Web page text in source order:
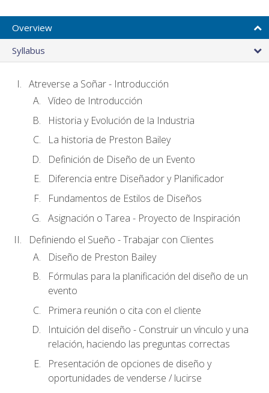
Overview
Syllabus
Atreverse a Soñar - Introducción
Vídeo de Introducción
Historia y Evolución de la Industria
La historia de Preston Bailey
Definición de Diseño de un Evento
Diferencia entre Diseñador y Planificador
Fundamentos de Estilos de Diseños
Asignación o Tarea - Proyecto de Inspiración
Definiendo el Sueño - Trabajar con Clientes
Diseño de Preston Bailey
Fórmulas para la planificación del diseño de un
evento
Primera reunión o cita con el cliente
Intuición del diseño - Construir un vínculo y una
relación, haciendo las preguntas correctas
Presentación de opciones de diseño y
oportunidades de venderse / lucirse